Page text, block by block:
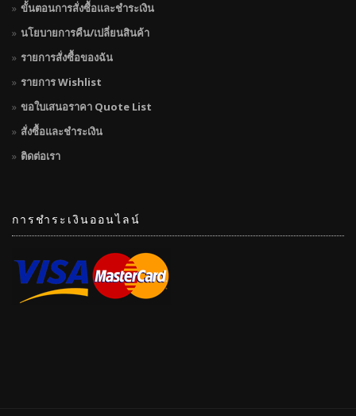
ขั้นตอนการสั่งซื้อและชำระเงิน
นโยบายการคืน/เปลี่ยนสินค้า
รายการสั่งซื้อของฉัน
รายการ Wishlist
ขอใบเสนอราคา Quote List
สั่งซื้อและชำระเงิน
ติดต่อเรา
การชำระเงินออนไลน์